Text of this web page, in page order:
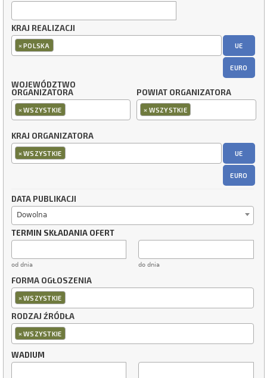
KRAJ REALIZACJI
×POLSKA UE
EURO
WOJEWÓDZTWO
ORGANIZATORA
×WSZYSTKIE
POWIAT ORGANIZATORA
× WSZYSTKIE
KRAJ ORGANIZATORA
×WSZYSTKIE UE
EURO
DATA PUBLIKACJI
Dowolna
TERMIN SKŁADANIA OFERT
od dnia do dnia
FORMA OGŁOSZENIA
×WSZYSTKIE
RODZAJ ŹRÓDŁA
×WSZYSTKIE
WADIUM